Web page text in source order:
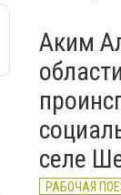
Аким
области
селе
РАБОЧАЯ